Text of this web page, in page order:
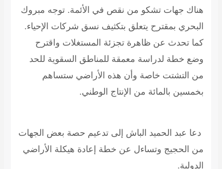
هناك جهات تشكو من نقص في الأئمة. توجه مبروك
البحري بمقترح يتعلق بتكثيف نسق شركات الإحياء.
كما تحدث عن ظاهرة تجزئة المستغلات واقترح
وضع خطة لدراسة معمقة للمناطق السقوية للحد
من التشتت خاصة وأن هذه الأراضي ستساهم
بخمسين بالمائة من الإنتاج الوطني.
دعا عبد الحميد الباش إلى تدعيم حصة بعض الجهات
من الحجيج وتساءل عن خطة إعادة هيكلة الأراضي
الدولية.